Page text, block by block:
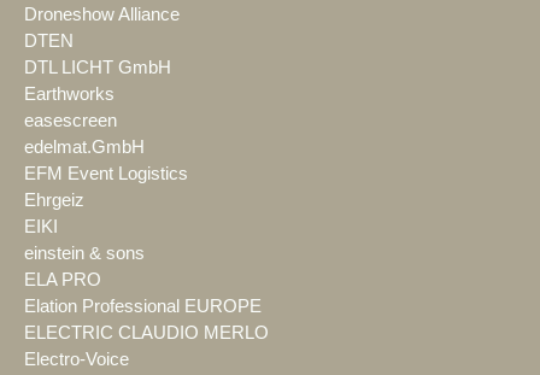
Droneshow Alliance
DTEN
DTL LICHT GmbH
Earthworks
easescreen
edelmat.GmbH
EFM Event Logistics
Ehrgeiz
EIKI
einstein & sons
ELA PRO
Elation Professional EUROPE
ELECTRIC CLAUDIO MERLO
Electro-Voice